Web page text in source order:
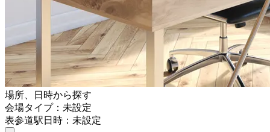
場所、日時から探す
会場タイプ：未設定
表参道駅日時：未設定